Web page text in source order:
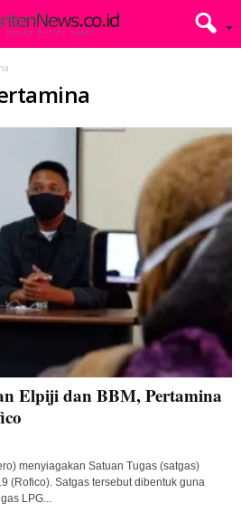
Elpiji dan BBM, Pertamina
menyiagakan Satuan Tugas (satgas)
(Rofico). Satgas tersebut dibentuk guna
LPG...